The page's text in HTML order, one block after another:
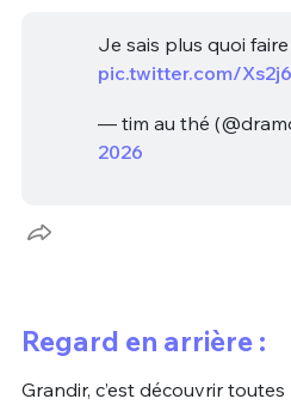
Je sais plus quoi faire
pic.twitter.com/
— tim au thé
2026
Regard en arrière :
Grandir, c’est découvrir